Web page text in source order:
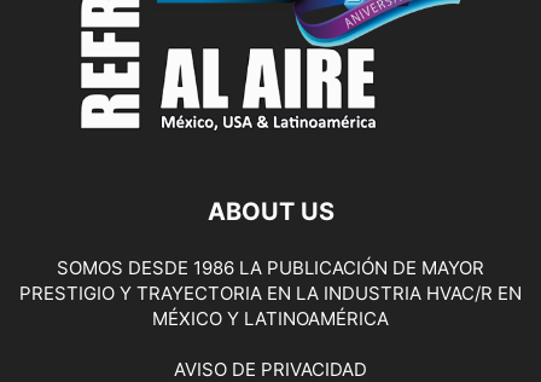
ABOUT US
SOMOS DESDE 1986 LA PUBLICACIÓN DE MAYOR
PRESTIGIO Y TRAYECTORIA EN LA INDUSTRIA HVAC/R EN
MÉXICO Y LATINOAMÉRICA
AVISO DE PRIVACIDAD